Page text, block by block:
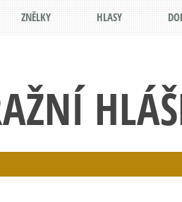
ZNĚLKY HLASY